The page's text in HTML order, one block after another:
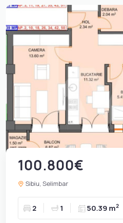
100.800€
Sibiu, Selimbar
2 1 50.39 m2